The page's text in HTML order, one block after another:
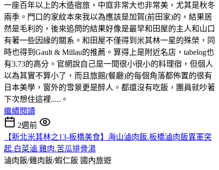
一座百年以上的木造宿旅，中庭非常大也非常美，尤其是秋冬
兩季。門口的家紋本來我以為應該是加賀(前田家)的，結果居
然是毛利的，後來追問的結果好像是最早和田屋的主人和山口
有著一些因緣的關系。和田屋不僅得到米其林一星的殊榮，同
時也得到Gault & Millau的推薦。算得上是附近名店，tabelog也
有3.73的高分。官網說自己是一間很小很小的料理宿，但個人
以為其實不算小了，而且旅館(餐廳)的每個角落都佈置的很有
日本美學，窗外的雪景更是醉人。都還沒有吃飯，團員就吵著
下次想住這裡.....。
繼續閱讀
2週前
【新北米其林之13-板橋美食】海山滷肉飯.板橋滷肉飯異軍突
起.白菜滷.雞肉.苦瓜排骨湯
滷肉飯/雞肉飯/蝦仁飯 國內旅遊